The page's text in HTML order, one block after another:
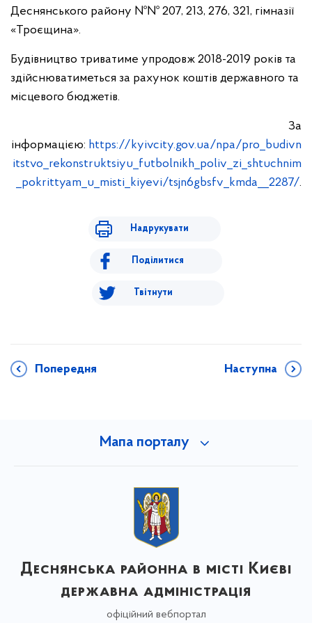
Деснянського району №№ 207, 213, 276, 321, гімназії
«Троєщина».
Будівництво триватиме упродовж 2018-2019 років та
здійснюватиметься за рахунок коштів державного та
місцевого бюджетів.
За
інформацією: https://kyivcity.gov.ua/npa/pro_budivn
itstvo_rekonstruktsiyu_futbolnikh_poliv_zi_shtuchnim
_pokrittyam_u_misti_kiyevi/tsjn6gbsfv_kmda__2287/.
Надрукувати
Поділитися
Твітнути
Попередня Наступна
Мапа порталу
Деснянська районна в місті Києві
державна адміністрація
офіційний вебпортал